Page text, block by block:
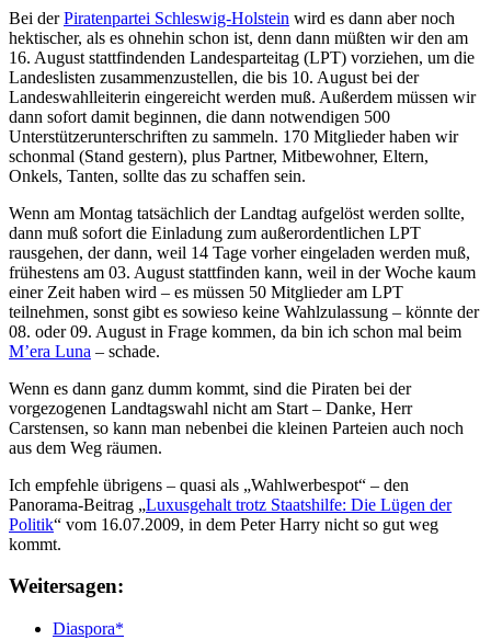
Bei derPiratenpartei Schleswig-Holstein wird es dann aber noch
hektischer, als es ohnehin schon ist, denn dann müßten wir den am
16. August stattfindenden Landesparteitag (LPT) vorziehen, um die
Landeslisten zusammenzustellen, die bis 10. August bei der
Landeswahlleiterin eingereicht werden muß. Außerdem müssen wir
dann sofort damit beginnen, die dann notwendigen 500
Unterstützerunterschriften zu sammeln. 170 Mitglieder haben wir
schonmal (Stand gestern), plus Partner, Mitbewohner, Eltern,
Onkels, Tanten, sollte das zu schaffen sein.
Wenn am Montag tatsächlich der Landtag aufgelöst werden sollte,
dann muß sofort die Einladung zum außerordentlichen LPT
rausgehen, der dann, weil 14 Tage vorher eingeladen werden muß,
frühestens am 03. August stattfinden kann, weil in der Woche kaum
einer Zeit haben wird – es müssen 50 Mitglieder am LPT
teilnehmen, sonst gibt es sowieso keine Wahlzulassung – könnte der
08. oder 09. August in Frage kommen, da bin ich schon mal beim
M’era Luna – schade.
Wenn es dann ganz dumm kommt, sind die Piraten bei der
vorgezogenen Landtagswahl nicht am Start – Danke, Herr
Carstensen, so kann man nebenbei die kleinen Parteien auch noch
aus dem Weg räumen.
Ich empfehle übrigens – quasi als „Wahlwerbespot“ – den
Panorama-Beitrag „Luxusgehalt trotz Staatshilfe: Die Lügen der
Politik“ vom 16.07.2009, in dem Peter Harry nicht so gut weg
kommt.
Weitersagen:
Diaspora*